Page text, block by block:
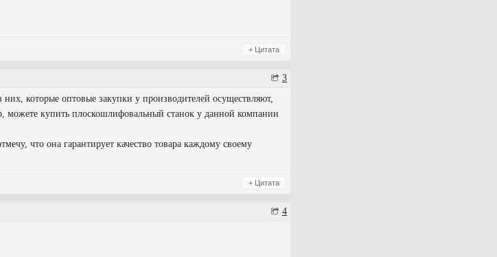
+ Цитата
3
которые оптовые закупки у производителей осуществляют,
купить плоскошлифовальный станок у данной компании
что она гарантирует качество товара каждому своему
+ Цитата
4